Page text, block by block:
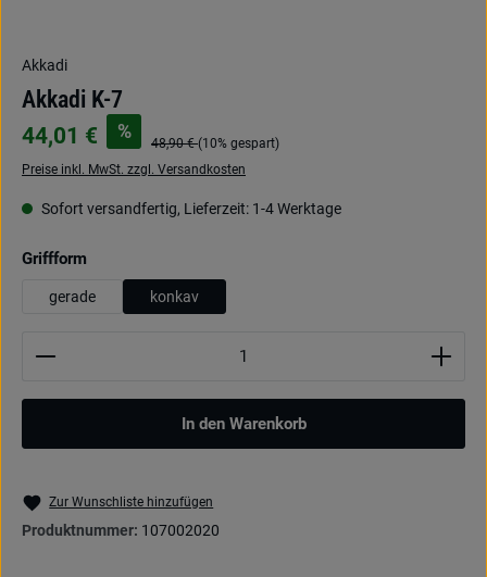
Akkadi
Akkadi K-7
44,01 € %
48,90 €(10% gespart)
Preise inkl. MwSt. zzgl. Versandkosten
Sofort versandfertig, Lieferzeit: 1-4 Werktage
Griffform
gerade konkav
Produkt Anzahl: Gib den gewünschten Wert ein
In den Warenkorb
Zur Wunschliste hinzufügen
Produktnummer: 107002020